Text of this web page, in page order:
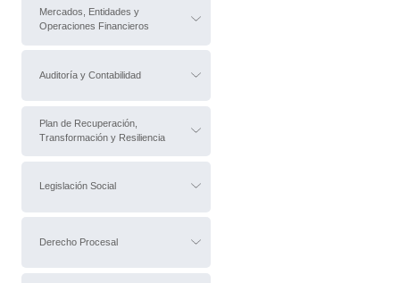
Mercados, Entidades y
Operaciones Financieros
Auditoría y Contabilidad
Plan de Recuperación,
Transformación y Resiliencia
Legislación Social
Derecho Procesal